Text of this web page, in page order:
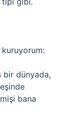
bir dünyada,
bana